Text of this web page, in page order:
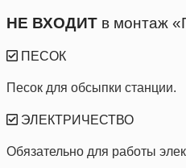
НЕ ВХОДИТ в монтаж
ПЕСОК
Песок для обсыпки станции.
ЭЛЕКТРИЧЕСТВО
Обязательно для работы